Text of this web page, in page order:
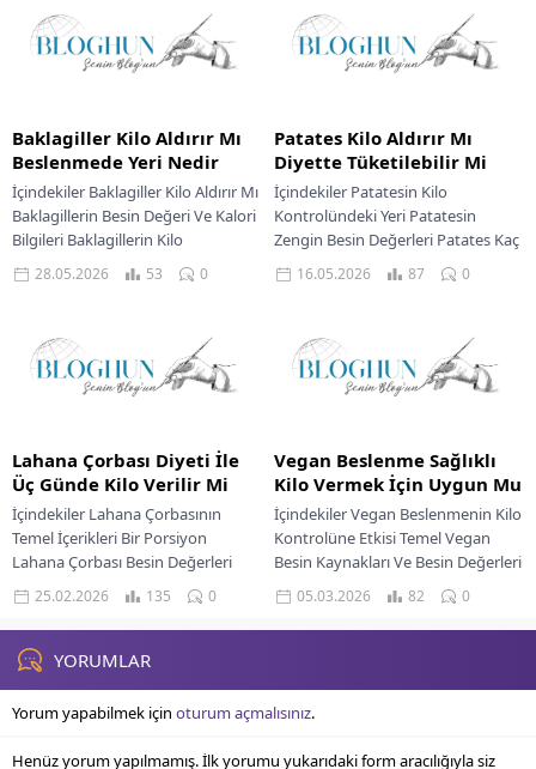
Deniz...
Baklagiller Kilo Aldırır Mı
Beslenmede Yeri Nedir
İçindekiler Baklagiller Kilo Aldırır Mı
Baklagillerin Besin Değeri Ve Kalori
Bilgileri Baklagillerin Kilo
Kontrolüne Katkıları Sağlıklı Bir
Diyette Baklagiller Nasıl...
28.05.2026 53 0
Patates Kilo Aldırır Mı
Diyette Tüketilebilir Mi
İçindekiler Patatesin Kilo
Kontrolündeki Yeri Patatesin
Zengin Besin Değerleri Patates Kaç
Kalori İçerir Sağlıklı Patates
Hazırlama Yöntemleri Dengeli Bir
16.05.2026 87 0
Lahana Çorbası Diyeti İle
Üç Günde Kilo Verilir Mi
İçindekiler Lahana Çorbasının
Temel İçerikleri Bir Porsiyon
Lahana Çorbası Besin Değerleri
Hızlı Kilo Kaybının Ardındaki
Gerçekler Örnek Bir Üç Günlük...
25.02.2026 135 0
Vegan Beslenme Sağlıklı
Kilo Vermek İçin Uygun Mu
İçindekiler Vegan Beslenmenin Kilo
Kontrolüne Etkisi Temel Vegan
Besin Kaynakları Ve Besin Değerleri
Baklagiller Tam Tahıllar Meyve Ve
Sebzeler Kuruyemişler...
05.03.2026 82 0
YORUMLAR
Yorum yapabilmek için oturum açmalısınız.
Henüz yorum yapılmamış. İlk yorumu yukarıdaki form aracılığıyla siz